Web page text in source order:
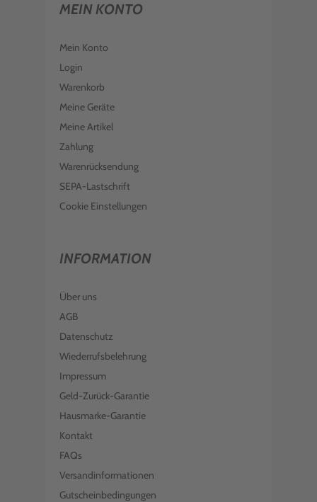
MEIN KONTO
Mein Konto
Login
Warenkorb
Meine Geräte
Meine Artikel
Zahlung
Warenrücksendung
SEPA-Lastschrift
Cookie Einstellungen
INFORMATION
Über uns
AGB
Datenschutz
Wiederrufsbelehrung
Impressum
Geld-Zurück-Garantie
Hausmarke-Garantie
Kontakt
FAQs
Versandinformationen
Gutscheinbedingungen